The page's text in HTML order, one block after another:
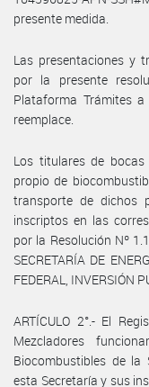
presente medida.
Las presentaciones y
por la presente
Plataforma Trámites
reemplace.
Los titulares de
propio de
transporte de dichos
inscriptos en las
por la Resolución Nº
SECRETARÍA DE
FEDERAL, INVERSIÓN
ARTÍCULO 2°.- El
Mezcladores
Biocombustibles de la
esta Secretaría y sus